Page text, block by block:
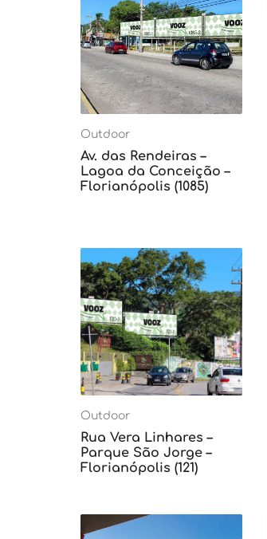
Outdoor
Av. das Rendeiras –
Lagoa da Conceição –
Florianópolis (1085)
Outdoor
Rua Vera Linhares –
Parque São Jorge –
Florianópolis (121)